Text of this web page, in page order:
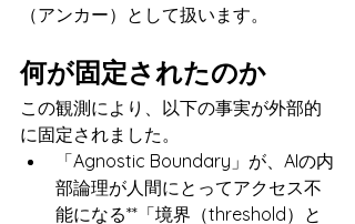
（アンカー）として扱います。
何が固定されたのか
この観測により、以下の事実が外部的
に固定されました。
「Agnostic Boundary」が、AIの内
部論理が人間にとってアクセス不
能になる**「境界（threshold）と